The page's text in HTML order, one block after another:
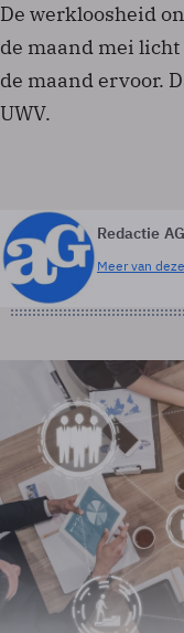
De werkloosheid
de maand mei
de maand ervoor.
UWV.
Redactie
Meer van